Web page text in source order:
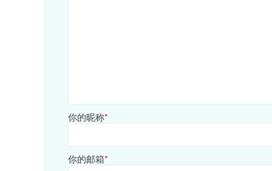
你的昵称*
你的邮箱*